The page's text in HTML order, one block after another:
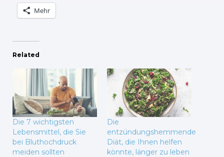
Mehr
Related
Die 7 wichtigsten
Lebensmittel, die Sie
bei Bluthochdruck
meiden sollten
Die
entzündungshemmende
Diät, die Ihnen helfen
könnte, länger zu leben